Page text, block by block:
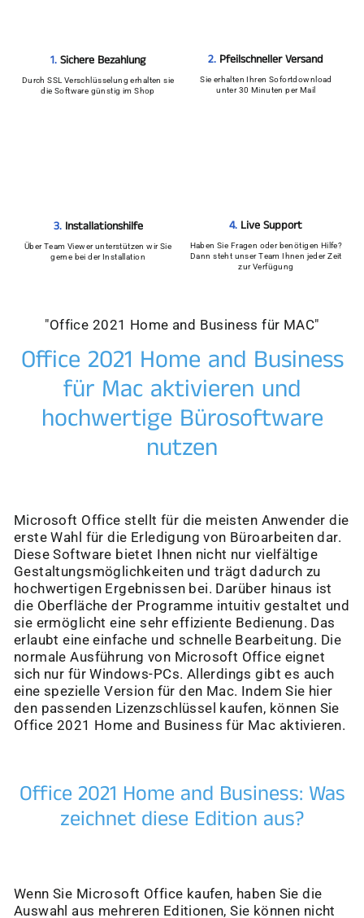
1.Sichere Bezahlung
Durch SSL Verschlüsselung erhalten sie
die Software günstig im Shop
2. Pfeilschneller Versand
Sie erhalten Ihren Sofortdownload
unter 30 Minuten per Mail
3. Installationshilfe
Über Team Viewer unterstützen wir Sie
gerne bei der Installation
4. Live Support
Haben Sie Fragen oder benötigen Hilfe?
Dann steht unser Team Ihnen jeder Zeit
zur Verfügung
"Office 2021 Home and Business für MAC"
Office 2021 Home and Business
für Mac aktivieren und
hochwertige Bürosoftware
nutzen
Microsoft Office stellt für die meisten Anwender die
erste Wahl für die Erledigung von Büroarbeiten dar.
Diese Software bietet Ihnen nicht nur vielfältige
Gestaltungsmöglichkeiten und trägt dadurch zu
hochwertigen Ergebnissen bei. Darüber hinaus ist
die Oberfläche der Programme intuitiv gestaltet und
sie ermöglicht eine sehr effiziente Bedienung. Das
erlaubt eine einfache und schnelle Bearbeitung. Die
normale Ausführung von Microsoft Office eignet
sich nur für Windows-PCs. Allerdings gibt es auch
eine spezielle Version für den Mac. Indem Sie hier
den passenden Lizenzschlüssel kaufen, können Sie
Office 2021 Home and Business für Mac aktivieren.
Office 2021 Home and Business: Was
zeichnet diese Edition aus?
Wenn Sie Microsoft Office kaufen, haben Sie die
Auswahl aus mehreren Editionen, Sie können nicht